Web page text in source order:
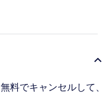
料でキャンセルして、